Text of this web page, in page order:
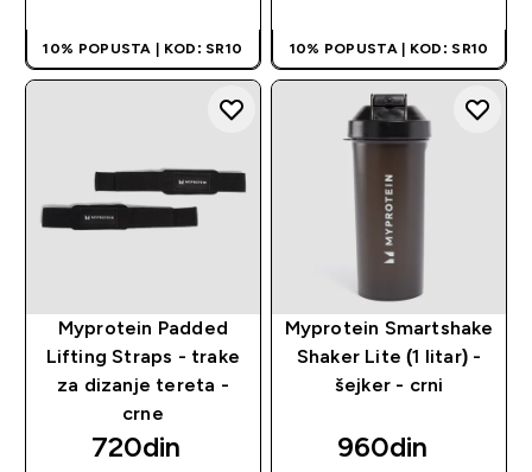
10% POPUSTA | KOD: SR10 10% POPUSTA | KOD: SR10
Myprotein Padded
Lifting Straps - trake
za dizanje tereta -
crne
720din‎
Myprotein Smartshake
Shaker Lite (1 litar) -
šejker - crni
960din‎